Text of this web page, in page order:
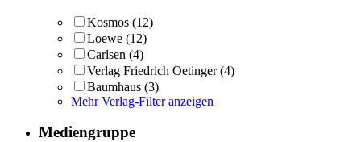
Kosmos (12)
Loewe (12)
Carlsen (4)
Verlag Friedrich Oetinger (4)
Baumhaus (3)
Mehr Verlag-Filter anzeigen
Mediengruppe